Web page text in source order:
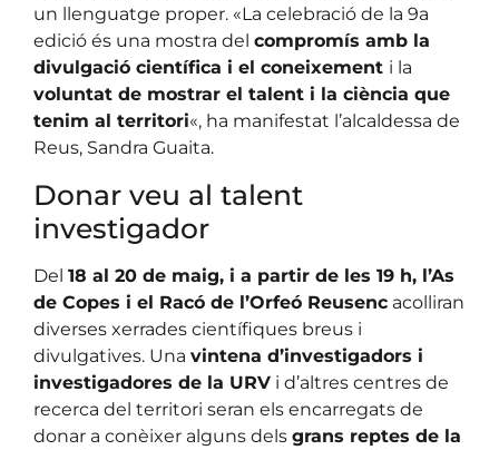
un llenguatge proper. «La celebració de la 9a
edició és una mostra del compromís amb la
divulgació científica i el coneixement i la
voluntat de mostrar el talent i la ciència que
tenim al territori«, ha manifestat l’alcaldessa de
Reus, Sandra Guaita.
Donar veu al talent
investigador
Del 18 al 20 de maig, i a partir de les 19 h, l’As
de Copes i el Racó de l’Orfeó Reusenc acolliran
diverses xerrades científiques breus i
divulgatives. Una vintena d’investigadors i
investigadores de la URV i d’altres centres de
recerca del territori seran els encarregats de
donar a conèixer alguns dels grans reptes de la